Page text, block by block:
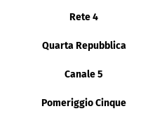
Rete 4
Quarta Repubblica
Canale 5
Pomeriggio Cinque